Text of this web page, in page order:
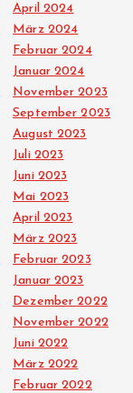
April 2024
März 2024
Februar 2024
Januar 2024
November 2023
September 2023
August 2023
Juli 2023
Juni 2023
Mai 2023
April 2023
März 2023
Februar 2023
Januar 2023
Dezember 2022
November 2022
Juni 2022
März 2022
Februar 2022